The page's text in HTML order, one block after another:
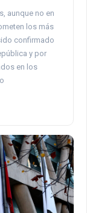
aunque no en
los más
confirmado
y por
en los